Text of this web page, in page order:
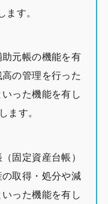
ます。
元帳の機能を有
の管理を行った
った機能を有し
ます。
固定資産台帳）
取得・処分や減
った機能を有し